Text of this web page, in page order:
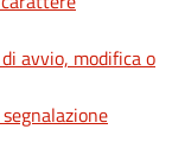
avvio, modifica o